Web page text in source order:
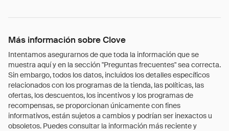
Más información sobre Clove
Intentamos asegurarnos de que toda la información que se
muestra aquí y en la sección "Preguntas frecuentes" sea correcta.
Sin embargo, todos los datos, incluidos los detalles específicos
relacionados con los programas de la tienda, las políticas, las
ofertas, los descuentos, los incentivos y los programas de
recompensas, se proporcionan únicamente con fines
informativos, están sujetos a cambios y podrían ser inexactos u
obsoletos. Puedes consultar la información más reciente y